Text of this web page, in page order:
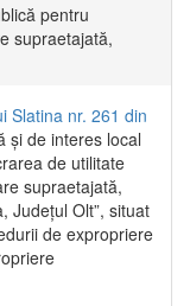
pentru
supraetajată,
Slatina nr. 261 din
și de interes local
de utilitate
supraetajată,
Județul Olt”, situat
de expropriere